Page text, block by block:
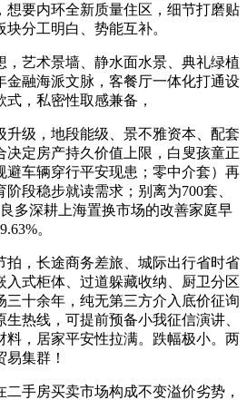
想要内环全新质量住区，细节打磨贴
分工明白、势能互补。
艺术景墙、静水面水景、典礼绿植
金融海派文脉，客餐厅一体化打通设
，私密性取感兼备，
级，地段能级、景不雅资本、配套
决定房产持久价值上限，白叟孩童正
避车辆穿行平安现患；零中介套）再
段稳步就读需求；别离为700套、
多深耕上海置换市场的改善家庭早
。
，长途商务差旅、城际出行省时省
入式柜体、过道躲藏收纳、厨卫分区
三十余年，纯无第三方介入底价征询
热线，可提前预备小我征信演讲、
料，居家平安性拉满。跌幅极小。两
集群！
手房买卖市场构成不变溢价劣势，